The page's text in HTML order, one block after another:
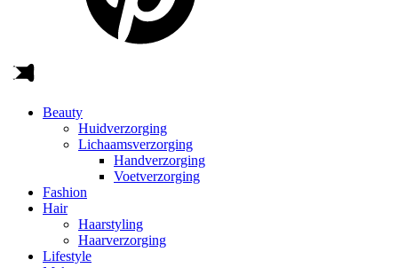
Beauty
Huidverzorging
Lichaamsverzorging
Handverzorging
Voetverzorging
Fashion
Hair
Haarstyling
Haarverzorging
Lifestyle